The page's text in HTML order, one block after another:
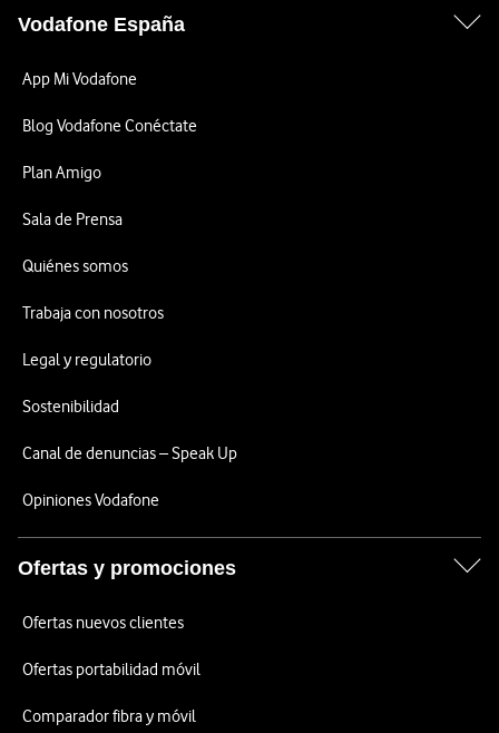
Vodafone España
App Mi Vodafone
Blog Vodafone Conéctate
Plan Amigo
Sala de Prensa
Quiénes somos
Trabaja con nosotros
Legal y regulatorio
Sostenibilidad
Canal de denuncias – Speak Up
Opiniones Vodafone
Ofertas y promociones
Ofertas nuevos clientes
Ofertas portabilidad móvil
Comparador fibra y móvil